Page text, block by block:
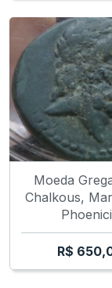
Moeda
Chalkous,
R$
SYRACUSE -